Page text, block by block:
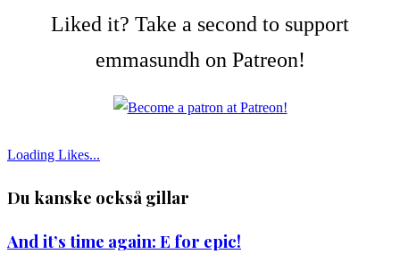
Liked it? Take a second to support
emmasundh on Patreon!
Loading Likes...
Du kanske också gillar
And it’s time again: E for epic!